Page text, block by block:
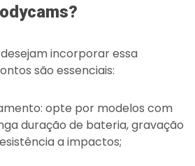
incorporar essa
são essenciais:
opte por modelos com
duração de bateria, gravação
a impactos;